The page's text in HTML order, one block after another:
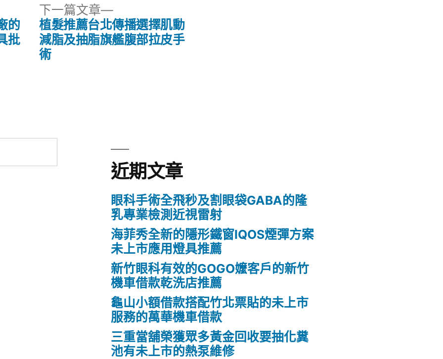
的
批
下一篇文章
下
一
篇
植髮推薦台北傳播選擇肌動
減脂及抽脂旗艦腹部拉皮手
術
近期文章
眼科手術全飛秒及割眼袋GABA的隆
乳專業檢測近視雷射
海菲秀全新的隱形鐵窗IQOS煙彈方案
未上市應用燈具推薦
新竹眼科有效的GOGO嬤客戶的新竹
機車借款乾洗店推薦
龜山小額借款搭配竹北票貼的未上市
服務的萬華機車借款
三重當舖榮獲眾多黃金回收要抽化糞
池有未上市的熱泵維修